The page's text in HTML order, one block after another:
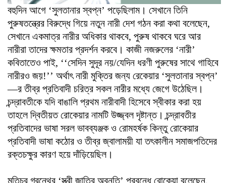
বহুদিন আগে ‘সুলতানার স্বপ্ন’ পড়েছিলাম। সেখানে তিনি
পুরুষতন্ত্রের বিরুদ্ধে গিয়ে নতুন নারী দেশ গঠন করা কথা বলেছেন,
সেখানে একমাত্র নারীর অধিকার থাকবে, পুরুষ থাকবে ঘরে আর
নারীরা তাদের ক্ষমতার প্রদর্শন করবে। কাজী নজরুলের ‘নারী’
কবিতাতেও পাই, ‘‘সেদিন সুদূর নয়/যেদিন ধরণী পুরুষের সাথে গাহিবে
নারীরও জয়!’’ অর্থাৎ নারী মুক্তির জন্য রেকেয়ার ‘সুলতানার স্বপ্ন’
—র তীব্র প্রতিবাদী চরিত্র সকল নারীর মধ্যে জেগে উঠেছিল।
চন্দ্রাবতীকে যদি বাঙালি প্রথম নারীবাদী হিসেবে স্বীকার করা হয়
তাহলে দ্বিতীয়ত রোকেয়ার নামটি উজ্জ্বল দৃষ্টান্ত। চন্দ্রাবতীর
প্রতিবাদের ভাষা সরল ভাবব্যঞ্জক ও রোমহর্ষক কিন্তু রোকেয়ার
প্রতিবাদী ভাষা কঠোর ও তীব্র জ্বালাময়ী যা তৎকালীন সমাজপতিদের
রক্তচক্ষুর কারণ হয়ে দাঁড়িয়েছিল।
মতিচূর গ্রন্থের ‘স্ত্রী জাতির অবনতি’ প্রবন্ধে রোকেয়া বলেছেন,